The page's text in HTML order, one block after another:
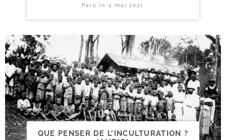
Paru le4 mai 2021
QUE PENSER DE L’INCULTURATION ?